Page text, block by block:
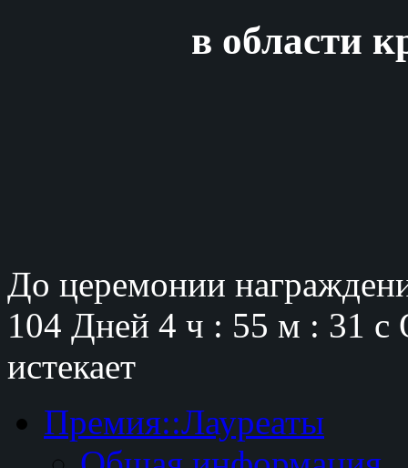
в области
До церемонии
104 Дней 4 ч : 55 м : 30 с
истекает
Премия::Лауреаты